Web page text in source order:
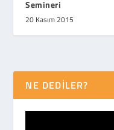
Semineri
20 Kasım 2015
NE DEDİLER?